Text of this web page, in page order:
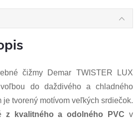
čižmy Demar TWISTER LUX
do daždivého a chladného
tvorený motívom veľkých srdiečok.
z kvalitného a odolného PVC v